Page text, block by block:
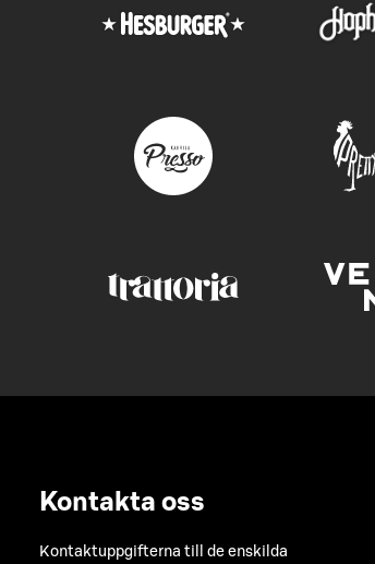
Kontakta oss
Kontaktuppgifterna till de enskilda